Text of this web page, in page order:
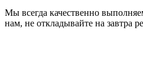
Мы всегда качественно
нам, не откладывайте на завтра